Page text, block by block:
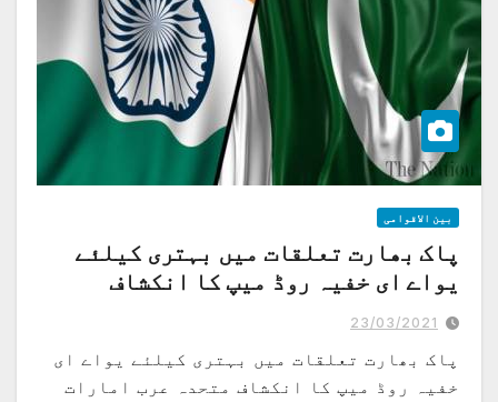
بین الاقوامی
پاک بھارت تعلقات میں بہتری کیلئے
یواے ای خفیہ روڈ میپ کا انکشاف
23/03/2021
پاک بھارت تعلقات میں بہتری کیلئے یواے ای
خفیہ روڈ میپ کا انکشاف متحدہ عرب امارات